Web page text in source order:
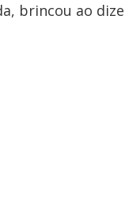
brincou ao